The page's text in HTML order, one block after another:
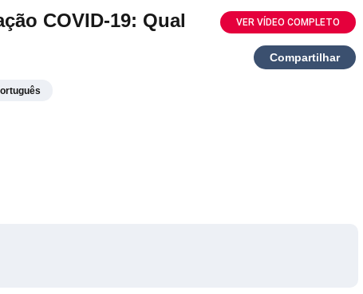
COVID-19: Qual
VER VÍDEO COMPLETO
Compartilhar